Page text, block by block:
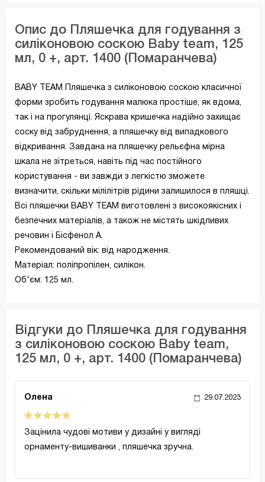
Опис до Пляшечка для годування з
силіконовою соскою Baby team, 125
мл, 0 +, арт. 1400 (Помаранчева)
BABY TEAM Пляшечка з силіконовою соскою класичної
форми зробить годування малюка простіше, як вдома,
так і на прогулянці. Яскрава кришечка надійно захищає
соску від забруднення, а пляшечку від випадкового
відкривання. Завдана на пляшечку рельєфна мірна
шкала не зітреться, навіть під час постійного
користування - ви завжди з легкістю зможете
визначити, скільки мілілітрів рідини залишилося в пляшці.
Всі пляшечки BABY TEAM виготовлені з високоякісних і
безпечних матеріалів, а також не містять шкідливих
речовин і Бісфенол А.
Рекомендований вік: від народження.
Матеріал: поліпропілен, силікон.
Об'єм: 125 мл.
Відгуки до Пляшечка для годування
з силіконовою соскою Baby team,
125 мл, 0 +, арт. 1400 (Помаранчева)
Олена 29.07.2023
Зацінила чудові мотиви у дизайні у вигляді
орнаменту-вишиванки , пляшечка зручна.